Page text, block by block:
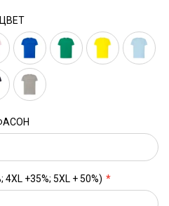
ЦВЕТ
+35%; 5XL + 50%)